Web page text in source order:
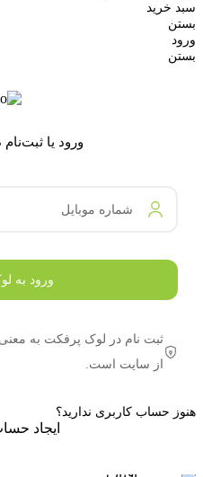
سبد خرید
بستن
ورود
بستن
ورود یا
شماره موبایل
ورود به
ثبت نام در لوک پرفکت به
از سایت است.
هنوز حساب کاربری ندارید؟
ایجاد